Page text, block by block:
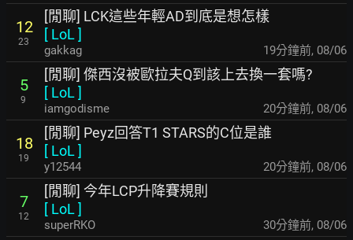
12
23
[閒聊] LCK這些年輕AD到底是想怎樣
[ LoL ]
gakkag 19分鐘前, 08/06
5
9
[閒聊] 傑西沒被歐拉夫Q到該上去換一套嗎?
[ LoL ]
iamgodisme 20分鐘前, 08/06
18
19
[閒聊] Peyz回答T1 STARS的C位是誰
[ LoL ]
y12544 20分鐘前, 08/06
7
12
[閒聊] 今年LCP升降賽規則
[ LoL ]
superRKO 31分鐘前, 08/06